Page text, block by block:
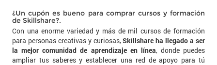
¿Un cupón es bueno para comprar cursos y formación
de Skillshare?.
Con una enorme variedad y más de mil cursos de formación
para personas creativas y curiosas,Skillshare ha llegado a ser
la mejor comunidad de aprendizaje en línea, donde puedes
ampliar tus saberes y establecer una red de apoyo para tú